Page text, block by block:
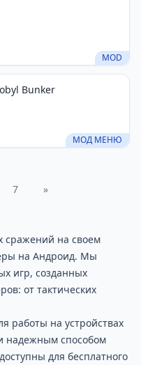
MOD
Bunker
МОД МЕНЮ
7 »
сражений на своем
на Андроид. Мы
игр, созданных
от тактических
работы на устройствах
надежным способом
для бесплатного